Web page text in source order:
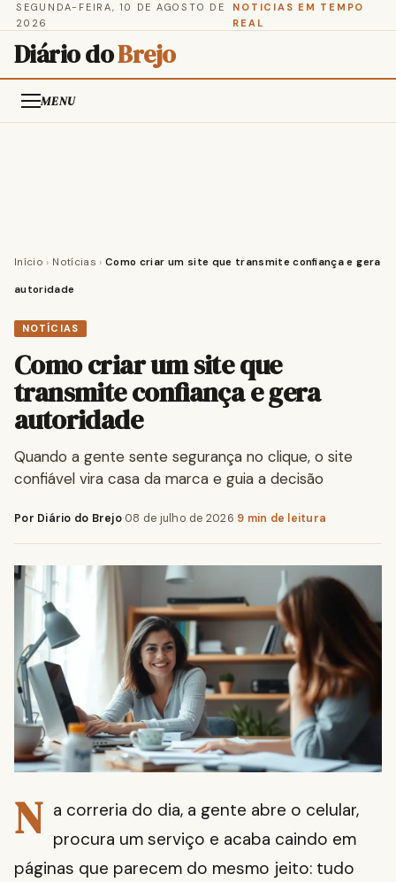
SEGUNDA-FEIRA, 10 DE AGOSTO DE
2026
NOTICIAS EM TEMPO
REAL
Diário doBrejo
MENU
Início › Notícias › Como criar um site que transmite confiança e gera
autoridade
NOTÍCIAS
Como criar um site que
transmite confiança e gera
autoridade
Quando a gente sente segurança no clique, o site
confiável vira casa da marca e guia a decisão
Por Diário do Brejo·08 de julho de 2026·9 min de leitura
N a correria do dia, a gente abre o celular,
procura um serviço e acaba caindo em
páginas que parecem do mesmo jeito: tudo